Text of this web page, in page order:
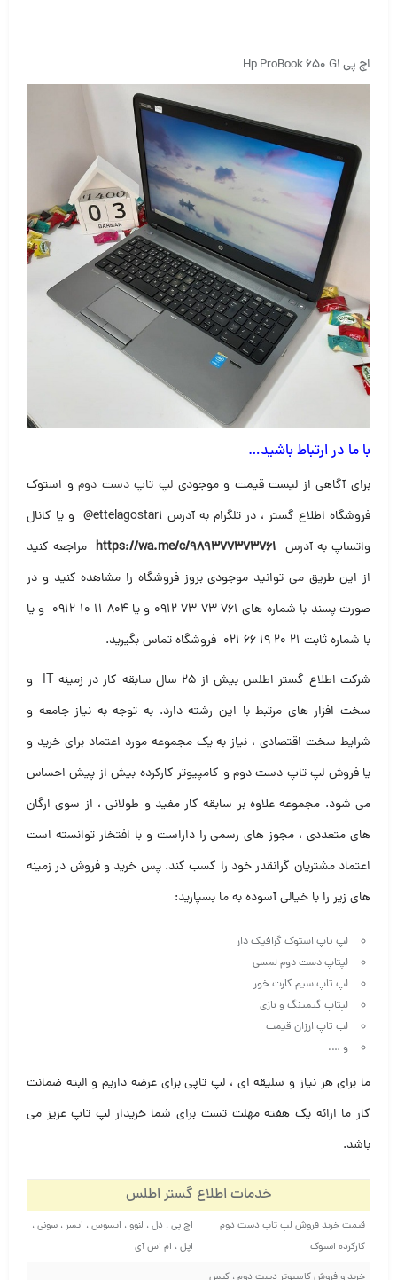
اچ پی Hp ProBook 650 G1
با ما در ارتباط باشید…
برای آگاهی از لیست قیمت و موجودیلپ تاپ دست دومو استوک
فروشگاه اطلاع گستر ، در تلگرام به آدرس @ettelagostar1 و یا کانال
واتساپ به آدرس https://wa.me/c/989377373761 مراجعه کنید
از این طریق می توانید موجودی بروز فروشگاه را مشاهده کنید و در
صورت پسند با شماره های ۷۶۱ ۷۳ ۷۳ ۰۹۱۲ و یا ۸۰۴ ۱۱ ۱۰ ۰۹۱۲ و یا
با شماره ثابت ۲۱ ۲۰ ۱۹ ۶۶ ۰۲۱ فروشگاه تماس بگیرید
.
شرکت اطلاع گستر اطلس بیش از ۲۵ سال سابقه کار در زمینه IT و
سخت افزار های مرتبط با این رشته دارد. به توجه به نیاز جامعه و
شرایط سخت اقتصادی ، نیاز به یک مجموعه مورد اعتماد برای خرید و
یا فروش لپ تاپ دست دوم و کامپیوتر کارکرده بیش از پیش احساس
می شود. مجموعه علاوه بر سابقه کار مفید و طولانی ، از سوی ارگان
های متعددی ، مجوز های رسمی را داراست و با افتخار توانسته است
اعتماد مشتریان گرانقدر خود را کسب کند. پس خرید و فروش در زمینه
های زیر را با خیالی آسوده به ما بسپارید:
لپ تاپ استوک گرافیک دار
لپتاپ دست دوم لمسی
لپ تاپ سیم کارت خور
لپتاپ گیمینگ و بازی
لب تاپ ارزان قیمت
و ….
ما برای هر نیاز و سلیقه ای ، لپ تاپی برای عرضه داریم و البته ضمانت
کار ما ارائه یک هفته مهلت تست برای شما خریدار لپ تاپ عزیز می
باشد.
خدمات اطلاع گستر اطلس
قیمت خرید فروش لپ تاپ دست دوم
کارکرده استوک
اچ پی ، دل ، لنوو ، ایسوس ، ایسر ، سونی ،
اپل ، ام اس آی